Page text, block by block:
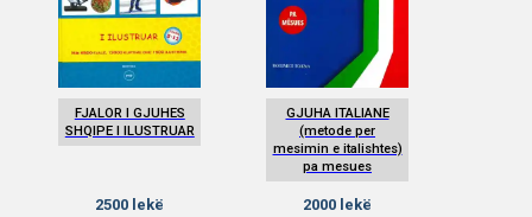
FJALOR I GJUHES
SHQIPE I ILUSTRUAR
2500 lekë
GJUHA ITALIANE
(metode per
mesimin e italishtes)
pa mesues
2000 lekë